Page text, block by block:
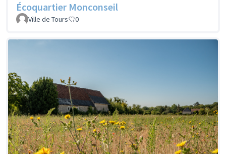
Écoquartier Monconseil
Ville de Tours 0